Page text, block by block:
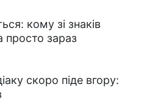
кому зі знаків
просто зараз
скоро піде вгору: